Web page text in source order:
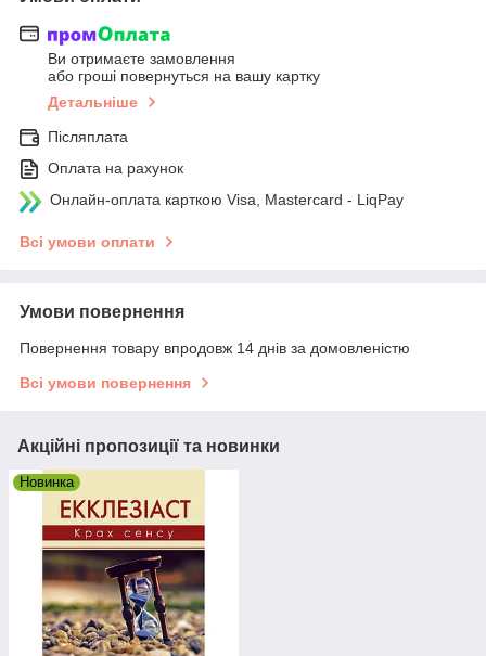
Ви отримаєте замовлення
або гроші повернуться на вашу картку
Детальніше
Післяплата
Оплата на рахунок
Онлайн-оплата карткою Visa, Mastercard - LiqPay
Всі умови оплати
Умови повернення
Повернення товару впродовж 14 днів за домовленістю
Всі умови повернення
Акційні пропозиції та новинки
Новинка